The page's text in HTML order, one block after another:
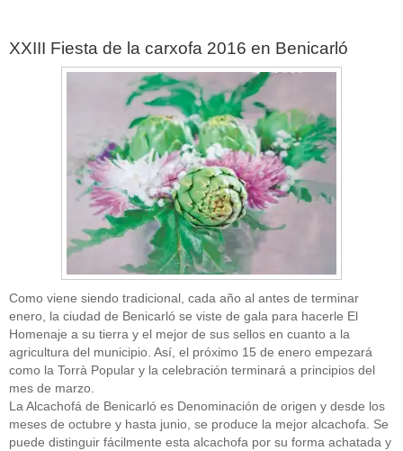
XXIII Fiesta de la carxofa 2016 en Benicarló
Como viene siendo tradicional, cada año al antes de terminar
enero, la ciudad de Benicarló se viste de gala para hacerle El
Homenaje a su tierra y el mejor de sus sellos en cuanto a la
agricultura del municipio. Así, el próximo 15 de enero empezará
como la Torrà Popular y la celebración terminará a principios del
mes de marzo.
La Alcachofá de Benicarló es Denominación de origen y desde los
meses de octubre y hasta junio, se produce la mejor alcachofa. Se
puede distinguir fácilmente esta alcachofa por su forma achatada y